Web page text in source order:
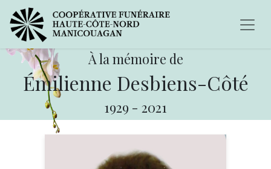
À la mémoire de
Émilienne Desbiens-Côté
1929 - 2021